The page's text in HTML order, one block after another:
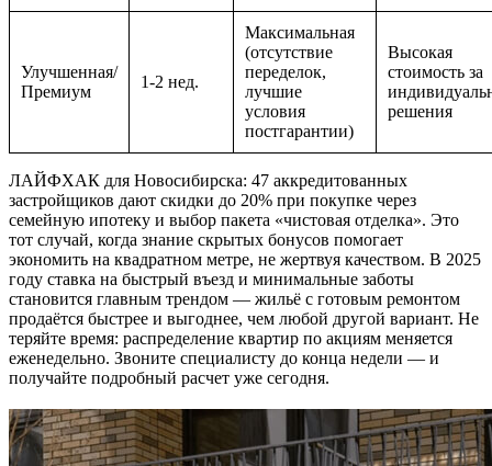
Улучшенная/
Премиум
1-2 нед.
Максимальная
(отсутствие
переделок,
лучшие
условия
постгарантии)
Высокая
стоимость за
решения
ЛАЙФХАК для Новосибирска: 47 аккредитованных
застройщиков дают скидки до 20% при покупке через
семейную ипотеку и выбор пакета «чистовая отделка». Это
тот случай, когда знание скрытых бонусов помогает
экономить на квадратном метре, не жертвуя качеством. В 2025
году ставка на быстрый въезд и минимальные заботы
становится главным трендом — жильё с готовым ремонтом
продаётся быстрее и выгоднее, чем любой другой вариант. Не
теряйте время: распределение квартир по акциям меняется
еженедельно. Звоните специалисту до конца недели — и
получайте подробный расчет уже сегодня.